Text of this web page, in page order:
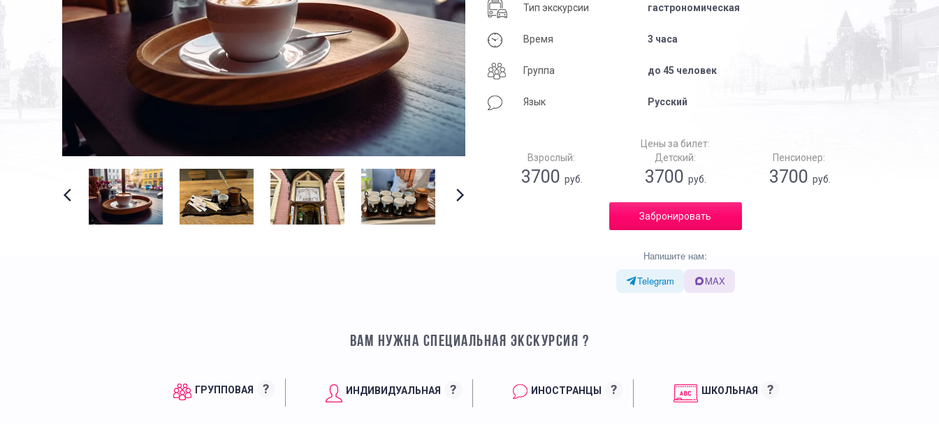
Тип экскурсии гастрономическая
Время 3 часа
Группа до 45 человек
Язык Русский
Цены за билет:
Взрослый:
3700руб.
Детский:
3700руб.
Пенсионер:
3700 руб.
Забронировать
Напишите нам:
Telegram
MAX
ВАМ НУЖНА СПЕЦИАЛЬНАЯ ЭКСКУРСИЯ ?
ГРУППОВАЯ ? ИНДИВИДУАЛЬНАЯ ? ИНОСТРАНЦЫ ? ШКОЛЬНАЯ ?